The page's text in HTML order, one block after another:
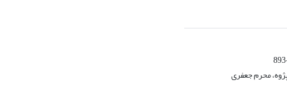
محرم جعفری